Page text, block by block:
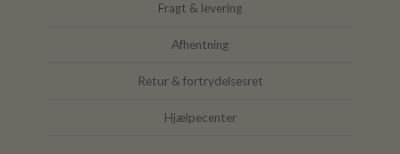
Fragt & levering
Afhentning
Retur & fortrydelsesret
Hjælpecenter